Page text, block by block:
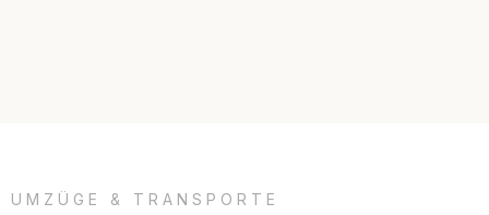
UMZÜGE & TRANSPORTE